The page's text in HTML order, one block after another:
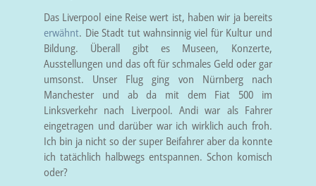
Das Liverpool eine Reise wert ist, haben wir ja bereits
erwähnt. Die Stadt tut wahnsinnig viel für Kultur und
Bildung. Überall gibt es Museen, Konzerte,
Ausstellungen und das oft für schmales Geld oder gar
umsonst. Unser Flug ging von Nürnberg nach
Manchester und ab da mit dem Fiat 500 im
Linksverkehr nach Liverpool. Andi war als Fahrer
eingetragen und darüber war ich wirklich auch froh.
Ich bin ja nicht so der super Beifahrer aber da konnte
ich tatächlich halbwegs entspannen. Schon komisch
oder?